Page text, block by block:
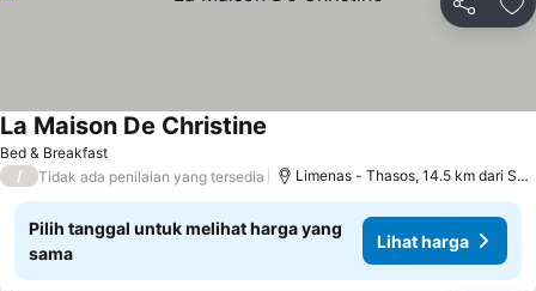
Bagikan
Bed & Breakfast
La Maison De Christine
/ Tidak ada penilaian yang tersedia Limenas - Thasos, 14.5 km dari
Pilih tanggal untuk melihat harga yang
sama
Lihat harga